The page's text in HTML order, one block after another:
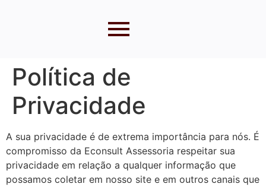
Política de
Privacidade
A sua privacidade é de extrema importância para nós. É
compromisso da Econsult Assessoria respeitar sua
privacidade em relação a qualquer informação que
possamos coletar em nosso site e em outros canais que